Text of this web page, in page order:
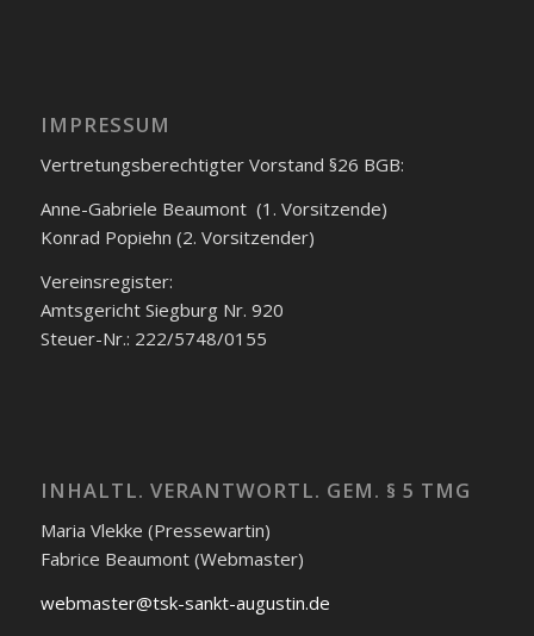
IMPRESSUM
Vertretungsberechtigter Vorstand §26 BGB:
Anne-Gabriele Beaumont (1. Vorsitzende)
Konrad Popiehn (2. Vorsitzender)
Vereinsregister:
Amtsgericht Siegburg Nr. 920
Steuer-Nr.: 222/5748/0155
INHALTL. VERANTWORTL. GEM. § 5 TMG
Maria Vlekke (Pressewartin)
Fabrice Beaumont (Webmaster)
webmaster@tsk-sankt-augustin.de